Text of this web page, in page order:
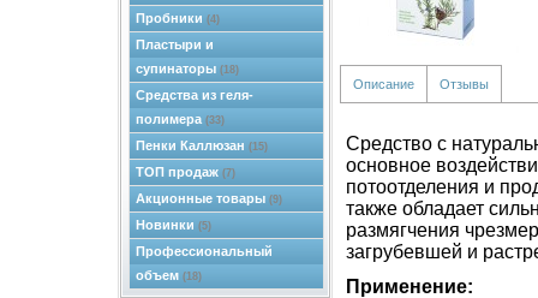
Пробники (4)
Пластыри и
супинаторы (18)
Средства из геля-
полимера (33)
Пенки Каллюзан (15)
ТОП продаж (7)
Акционные товары (9)
Новинки (5)
Профессиональный
объем (18)
Описание Отзывы
Средство с
основное
потоотделения и
также обладает
размягчения
загрубевшей и
Применение: